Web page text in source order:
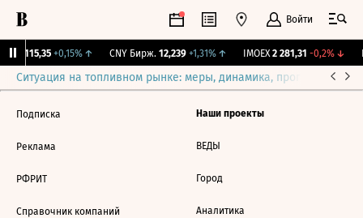
Войти
115,35 +0,15%↑ CNY Бирж. 12,239 +1,31%↑ IMOEX 2 281,31 -0,2%↓
Ситуация на топливном рынке: меры, динамика, прогнозы
Подписка
Реклама
РФРИТ
Справочник компаний
Наши проекты
ВЕДЫ
Город
Аналитика